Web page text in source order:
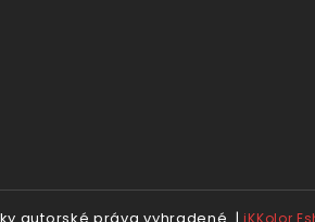
autorské práva vyhradené. |iKKolor